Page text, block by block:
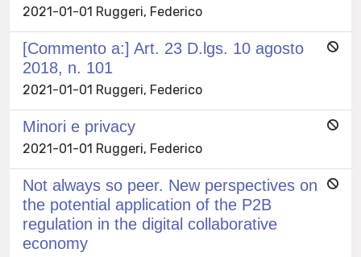
2021-01-01 Ruggeri, Federico
[Commento a:] Art. 23 D.lgs. 10 agosto
2018, n. 101
2021-01-01 Ruggeri, Federico
Minori e privacy
2021-01-01 Ruggeri, Federico
Not always so peer. New perspectives on
the potential application of the P2B
regulation in the digital collaborative
economy